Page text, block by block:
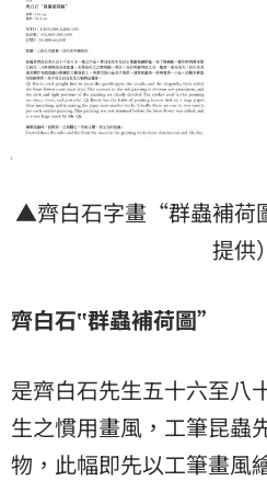
▲齊白石字畫“群蟲補荷
提供）
齊白石‟群蟲補荷圖”
是齊白石先生五十六至八
生之慣用畫風，工筆昆蟲
物，此幅即先以工筆畫風